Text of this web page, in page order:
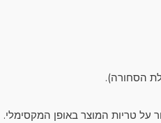
הסחורה).
על טריות המוצר באופן המקסימלי.